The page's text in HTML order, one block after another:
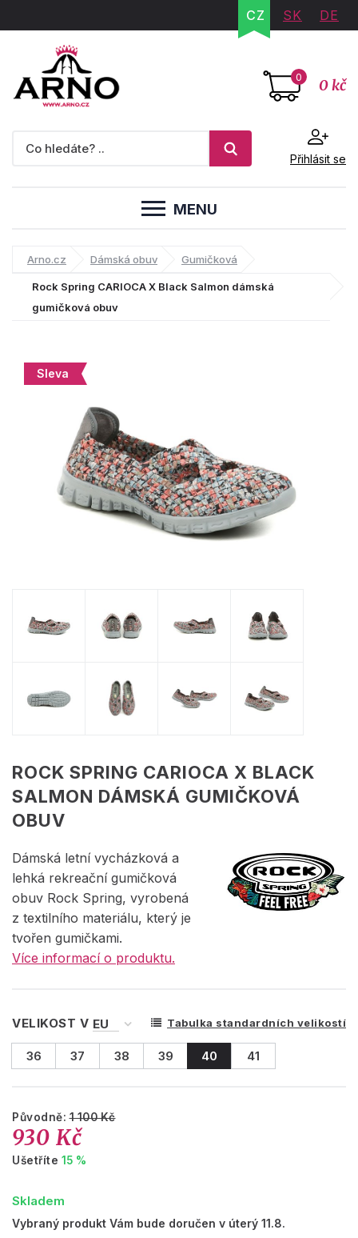
CZ SK DE
0 0 kč
Přihlásit se
MENU
Arno.cz Dámská obuv Gumičková
Rock Spring CARIOCA X Black Salmon dámská
gumičková obuv
Sleva
ROCK SPRING CARIOCA X BLACK
SALMON DÁMSKÁ GUMIČKOVÁ
OBUV
Dámská letní vycházková a
lehká rekreační gumičková
obuv Rock Spring, vyrobená
z textilního materiálu, který je
tvořen gumičkami.
Více informací o produktu.
VELIKOST V Tabulka standardních velikostí
36 37 38 39 40 41
Původně:1 100 Kč
930 Kč
Ušetříte 15 %
Skladem
Vybraný produkt Vám bude doručen v úterý 11.8.